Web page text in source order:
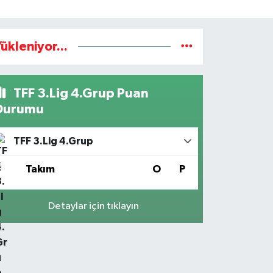
TFF 3.Lig 4.Grup Puan
TFF 3.Lig 4.Grup
Takım O P
Detaylar için tıklayın